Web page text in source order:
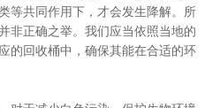
等共同作用下，才会发生降解。所
非正确之举。我们应当依照当地的
的回收桶中，确保其能在合适的环